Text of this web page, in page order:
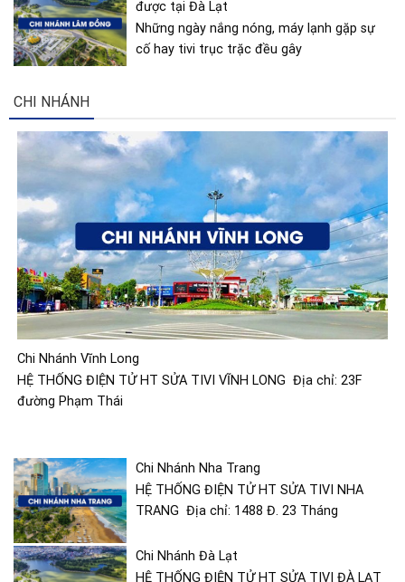
Những ngày nắng nóng, máy lạnh gặp sự
cố hay tivi trục trặc đều gây
Chi Nhánh Vĩnh Long
HỆ THỐNG ĐIỆN TỬ HT SỬA TIVI VĨNH LONG Địa chỉ: 23F
đường Phạm Thái
HỆ THỐNG ĐIỆN TỬ HT SỬA TIVI NHA
TRANG Địa chỉ: 1488 Đ. 23 Tháng
HỆ THỐNG ĐIỆN TỬ HT SỬA TIVI ĐÀ LẠT
Địa chỉ: 200 Ngô Quyền, Phường